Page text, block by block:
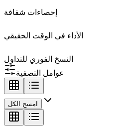
إحصاءات شفافة
الأداء في الوقت الحقيقي
النسخ الفوري للتداول
عوامل التصفية
امسح الكل